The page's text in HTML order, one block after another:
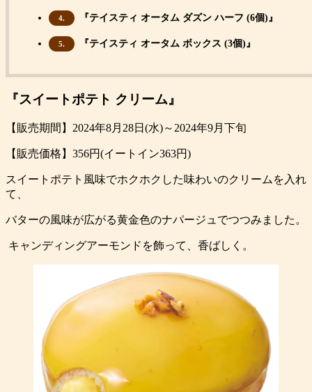
4. 『テイスティ オータム ダズン ハーフ (6個)』
5. 『テイスティ オータム ボックス (3個)』
『スイートポテト クリーム』
【販売期間】2024年8月28日(水)～2024年9月下旬
【販売価格】356円(イートイン363円)
スイートポテト風味でホクホクした味わいのクリームを入れ
て、
バターの風味が広がる黄金色のナパージュでつつみました。
キャンディングアーモンドを飾って、香ばしく。